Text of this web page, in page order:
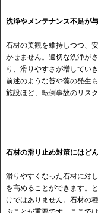
洗浄やメンテナンス不足が
石材の美観を維持しつつ、
かせません。適切な洗浄が
り、滑りやすさが増してい
前述のような苔や藻の発生
施設ほど、転倒事故のリス
石材の滑り止め対策にはど
滑りやすくなった石材に対
を高めることができます。
けではありません。石材の